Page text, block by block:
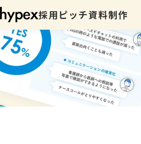
採用ピッチ資料制作